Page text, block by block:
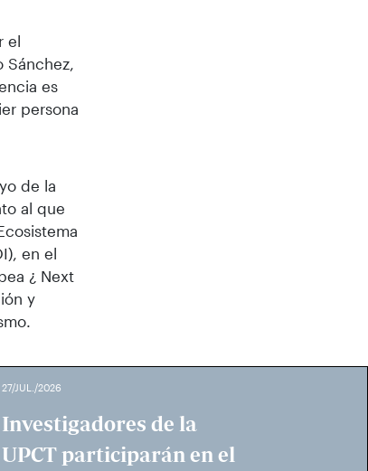
el
Sánchez,
es
persona
de la
al que
en el
¿ Next
y
27/JUL./2026
Investigadores de la
UPCT participarán en el